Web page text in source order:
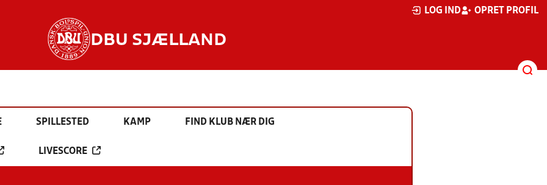
LOG IND OPRET PROFIL
DBU SJÆLLAND
SPILLESTED KAMP FIND KLUB NÆR DIG
LIVESCORE